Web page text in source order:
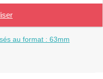
au format : 63mm